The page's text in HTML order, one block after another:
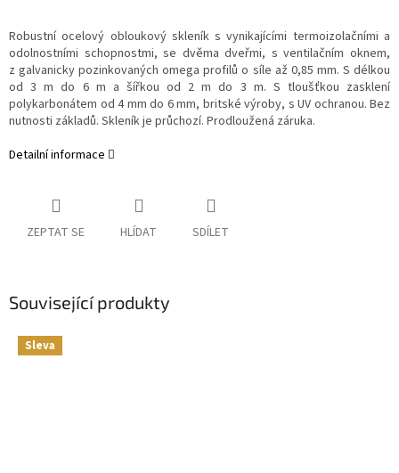
Robustní ocelový obloukový skleník s vynikajícími termoizolačními a
odolnostními schopnostmi, se dvěma dveřmi, s ventilačním oknem,
z galvanicky pozinkovaných omega profilů o síle až 0,85 mm. S délkou
od 3 m do 6 m a šířkou od 2 m do 3 m. S tloušťkou zasklení
polykarbonátem od 4 mm do 6 mm, britské výroby, s UV ochranou. Bez
nutnosti základů. Skleník je průchozí. Prodloužená záruka.
Detailní informace
ZEPTAT SE HLÍDAT SDÍLET
Související produkty
Sleva